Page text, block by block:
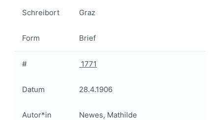
Schreibort Graz
Form Brief
# 1771
Datum 28.4.1906
Autor*in
Newes, Mathilde